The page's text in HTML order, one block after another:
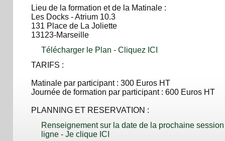
Lieu de la formation et de la Matinale :
Les Docks - Atrium 10.3
131 Place de La Joliette
13123-Marseille
Télécharger le Plan - Cliquez ICI
TARIFS :
Matinale par participant : 300 Euros HT
Journée de formation par participant : 600 Euros HT
PLANNING ET RESERVATION :
Renseignement sur la date de la prochaine
ligne - Je clique ICI